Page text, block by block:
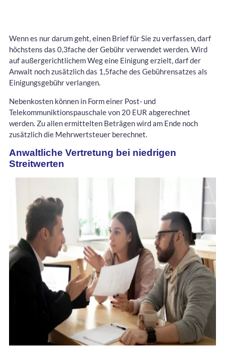
Wenn es nur darum geht, einen Brief für Sie zu verfassen, darf
höchstens das 0,3fache der Gebühr verwendet werden. Wird
auf außergerichtlichem Weg eine Einigung erzielt, darf der
Anwalt noch zusätzlich das 1,5fache des Gebührensatzes als
Einigungsgebühr verlangen.
Nebenkosten können in Form einer Post- und
Telekommuniktionspauschale von 20 EUR abgerechnet
werden. Zu allen ermittelten Beträgen wird am Ende noch
zusätzlich die Mehrwertsteuer berechnet.
Anwaltliche Vertretung bei niedrigen
Streitwerten